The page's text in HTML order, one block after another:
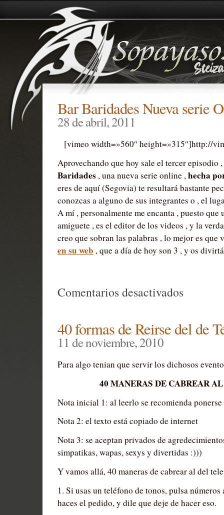
Bar Baridades Nueva serie
28 de abril, 2011
[vimeo width=»560″ height=»315″]http://
Aprovechando que hoy sale el tercer episodio ,
Baridades , una nueva serie online , hecha
eres de aquí (Segovia) te resultará bastante
conozcas a alguno de sus integrantes o , el
A mí , personalmente me encanta , puesto que
amiguete , es el editor de los videos , y la
creo que sobran las palabras , lo mejor es que
en su web , que a día de hoy son 3 , y os
Comentarios desactivados
Baridades
Nueva
Online
40 formas de Reirse del de
11 de noviembre, 2010
Para algo tenian que servir los dichosos
40 MANERAS DE CABREAR
Nota inicial 1: al leerlo se recomienda
Nota 2: el texto está copiado de internet
Nota 3: se aceptan privados de
simpatikas, wapas, sexys y divertidas :)))
Y vamos allá, 40 maneras de cabrear al del
1. Si usas un teléfono de tonos, pulsa
haces el pedido, y dile que deje de hacer eso.